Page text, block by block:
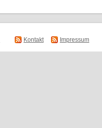
Kontakt Impressum